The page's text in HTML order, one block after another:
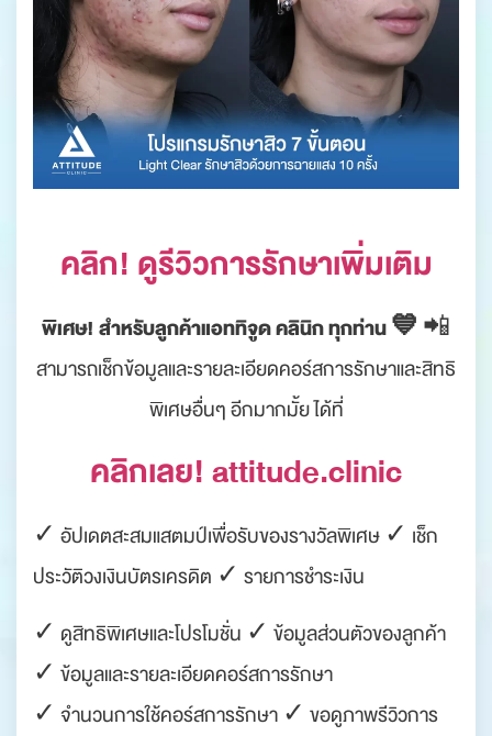
คลิก! ดูรีวิวการรักษาเพิ่มเติม
พิเศษ! สำหรับลูกค้าแอททิจูด คลินิก ทุกท่าน 💙 📲
สามารถเช็กข้อมูลและรายละเอียดคอร์สการรักษาและสิทธิ
พิเศษอื่นๆ อีกมากมั้ย ได้ที่
คลิกเลย! attitude.clinic
✓ อัปเดตสะสมแสตมป์เพื่อรับของรางวัลพิเศษ ✓ เช็ก
ประวัติวงเงินบัตรเครดิต ✓ รายการชำระเงิน
✓ ดูสิทธิพิเศษและโปรโมชั่น ✓ ข้อมูลส่วนตัวของลูกค้า
✓ ข้อมูลและรายละเอียดคอร์สการรักษา
✓ จำนวนการใช้คอร์สการรักษา ✓ ขอดูภาพรีวิวการ